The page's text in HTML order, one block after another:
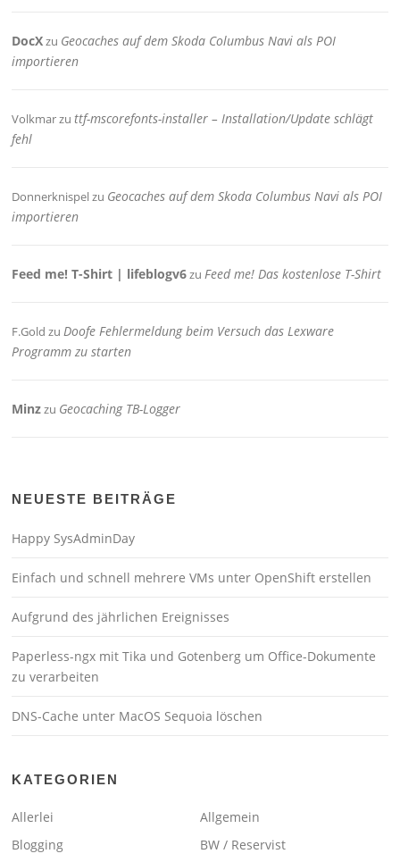
DocXzu Geocaches auf dem Skoda Columbus Navi als POI
importieren
Volkmarzuttf-mscorefonts-installer – Installation/Update schlägt
fehl
Donnerknispelzu Geocaches auf dem Skoda Columbus Navi als POI
importieren
Feed me! T-Shirt | lifeblogv6zuFeed me! Das kostenlose T-Shirt
F.Gold zuDoofe Fehlermeldung beim Versuch das Lexware
Programm zu starten
Minzzu Geocaching TB-Logger
NEUESTE BEITRÄGE
Happy SysAdminDay
Einfach und schnell mehrere VMs unter OpenShift erstellen
Aufgrund des jährlichen Ereignisses
Paperless-ngx mit Tika und Gotenberg um Office-Dokumente
zu verarbeiten
DNS-Cache unter MacOS Sequoia löschen
KATEGORIEN
Allerlei
Allgemein
Blogging
BW / Reservist